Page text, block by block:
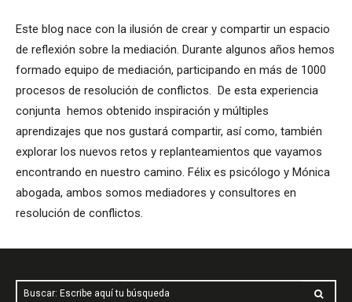
Este blog nace con la ilusión de crear y compartir un espacio
de reflexión sobre la mediación. Durante algunos años hemos
formado equipo de mediación, participando en más de 1000
procesos de resolución de conflictos. De esta experiencia
conjunta hemos obtenido inspiración y múltiples
aprendizajes que nos gustará compartir, así como, también
explorar los nuevos retos y replanteamientos que vayamos
encontrando en nuestro camino. Félix es psicólogo y Mónica
abogada, ambos somos mediadores y consultores en
resolución de conflictos.
Buscar: Escribe aquí tu búsqueda